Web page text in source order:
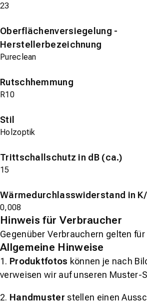
23
Oberflächenversiegelung -
Herstellerbezeichnung
Pureclean
Rutschhemmung
R10
Stil
Holzoptik
Trittschallschutz in dB (ca.)
15
Wärmedurchlasswiderstand in K/
0,008
Hinweis für Verbraucher
Gegenüber Verbrauchern gelten
Allgemeine Hinweise
1. Produktfotos können je nach
verweisen wir auf unseren Muster-
2. Handmuster stellen einen